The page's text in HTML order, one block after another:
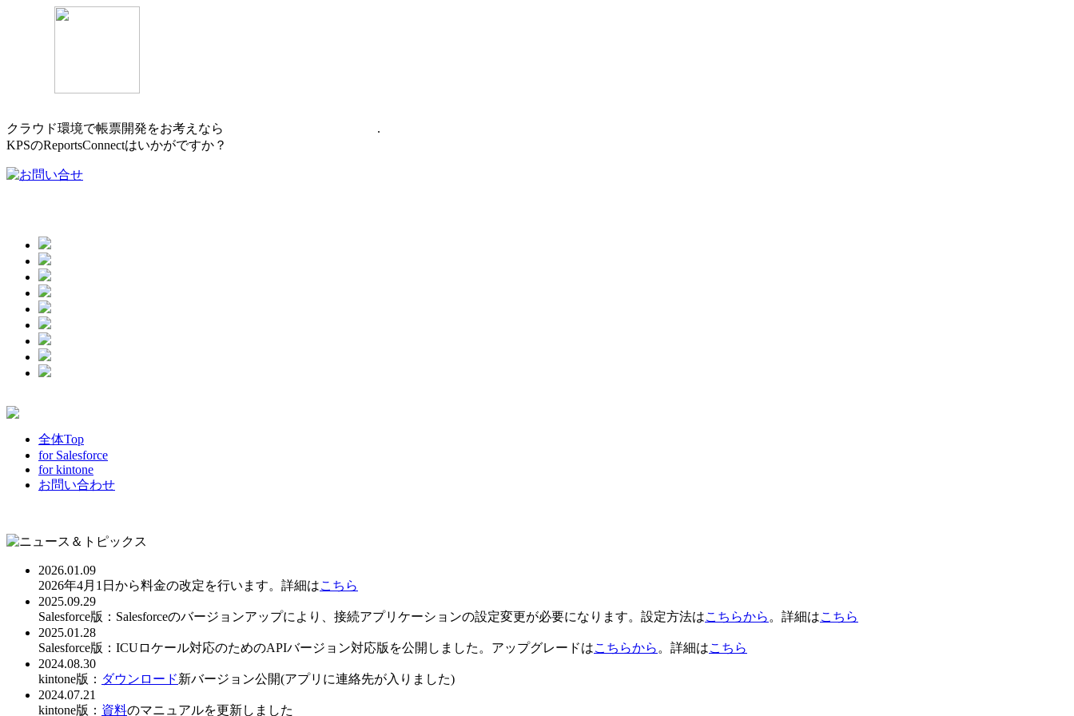
クラウド環境で帳票開発をお考えなら .
KPSのReportsConnectはいかがですか？
全体Top
for Salesforce
for kintone
お問い合わせ
2026.01.09
2026年4月1日から料金の改定を行います。詳細はこちら
2025.09.29
Salesforce版：Salesforceのバージョンアップにより、接続アプリケーションの設定変更が必要になります。設定方法はこちらから 。詳細はこちら
2025.01.28
Salesforce版：ICUロケール対応のためのAPIバージョン対応版を公開しました。アップグレードはこちらから 。詳細はこちら
2024.08.30
kintone版： ダウンロード新バージョン公開(アプリに連絡先が入りました)
2024.07.21
kintone版： 資料のマニュアルを更新しました